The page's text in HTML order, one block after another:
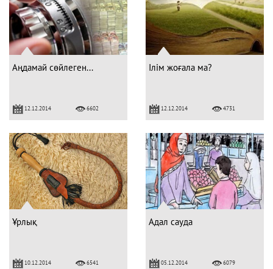
Аңдамай сөйлеген...
12.12.2014 6602
Ілім жоғала ма?
12.12.2014 4731
Ұрлық
10.12.2014 6541
Адал сауда
05.12.2014 6079